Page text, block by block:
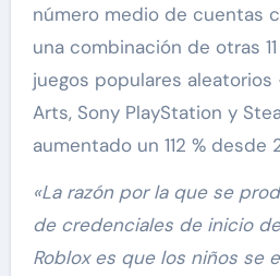
número medio de cuentas
una combinación de otras
juegos populares
Arts, Sony PlayStation y
aumentado un 112 % desde
«La razón por la que se
de credenciales de inicio
Roblox es que los niños se